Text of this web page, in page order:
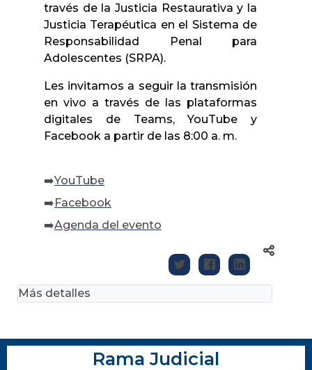
través de la Justicia Restaurativa y la
Justicia Terapéutica en el Sistema de
Responsabilidad Penal para
Adolescentes (SRPA).
Les invitamos a seguir la transmisión
en vivo a través de las plataformas
digitales de Teams, YouTube y
Facebook a partir de las 8:00 a. m.
➡️YouTube
➡️Facebook
➡️Agenda del evento
Más detalles
Rama Judicial